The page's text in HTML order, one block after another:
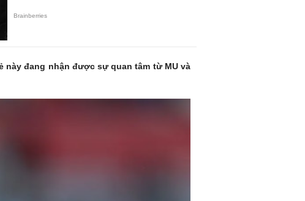
này đang nhận được sự quan tâm từ MU và